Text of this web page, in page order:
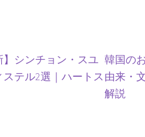
】シンチョン・スユ
テル2選｜ハートス
韓国の
由来・
解説